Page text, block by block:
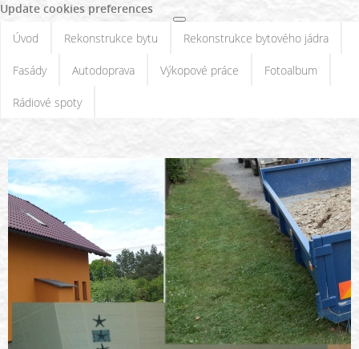
Update cookies preferences
Úvod
Rekonstrukce bytu Rekonstrukce bytového jádra
Fasády Autodoprava Výkopové práce Fotoalbum
Rádiové spoty